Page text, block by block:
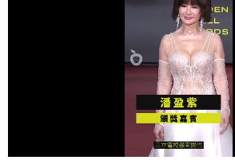
署：本島陸警機率低
影片｜颱風接近硬闖海邊
家-1」 9歲兒捲入海裡
Loaded:
100.00%